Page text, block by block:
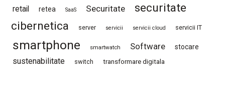
retail retea SaaS Securitate
securitate
cibernetica
server servicii servicii cloud servicii IT
smartphone smartwatch Software stocare
sustenabilitate switch transformare digitala